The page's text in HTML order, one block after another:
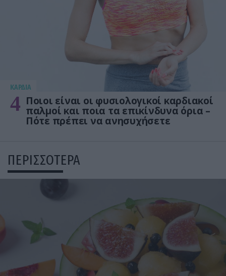
KΑΡΔΙΑ
4 Ποιοι είναι οι φυσιολογικοί καρδιακοί
παλμοί και ποια τα επικίνδυνα όρια –
Πότε πρέπει να ανησυχήσετε
ΠΕΡΙΣΣΟΤΕΡΑ